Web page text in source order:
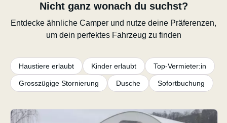
Nicht ganz wonach du suchst?
Entdecke ähnliche Camper und nutze deine Präferenzen,
um dein perfektes Fahrzeug zu finden
Haustiere erlaubt Kinder erlaubt Top-Vermieter:in
Grosszügige Stornierung Dusche Sofortbuchung